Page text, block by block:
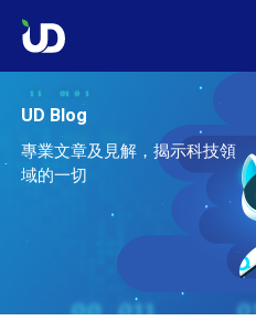
UD Blog
專業文章及見解，揭示科技領
域的一切